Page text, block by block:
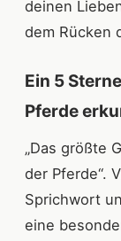
deinen
dem Rücken
Ein 5
Pferde
„Das größte
der Pferde“.
Sprichwort
eine